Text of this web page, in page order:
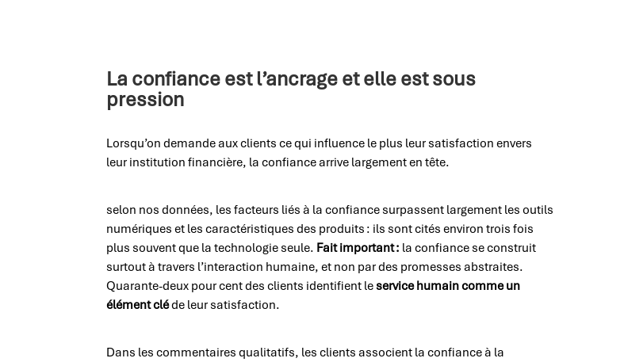
La confiance est l’ancrage et elle est sous
pression
Lorsqu’on demande aux clients ce qui influence le plus leur satisfaction envers
leur institution financière, la confiance arrive largement en tête.
selon nos données, les facteurs liés à la confiance surpassent largement les outils
numériques et les caractéristiques des produits : ils sont cités environ trois fois
plus souvent que la technologie seule. Fait important : la confiance se construit
surtout à travers l’interaction humaine, et non par des promesses abstraites.
Quarante-deux pour cent des clients identifient leservice humain comme un
élément cléde leur satisfaction.
Dans les commentaires qualitatifs, les clients associent la confiance à la